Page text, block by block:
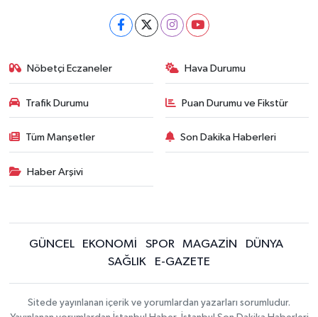
Nöbetçi Eczaneler Hava Durumu
Trafik Durumu Puan Durumu ve Fikstür
Tüm Manşetler Son Dakika Haberleri
Haber Arşivi
GÜNCEL EKONOMİ SPOR MAGAZİN
DÜNYA
SAĞLIK
E-GAZETE
Sitede yayınlanan içerik ve yorumlardan yazarları sorumludur.